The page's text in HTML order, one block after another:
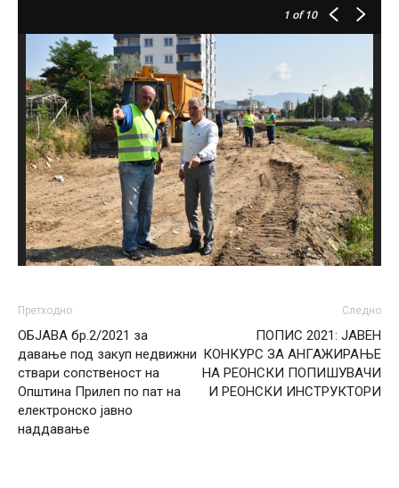
1 of 10
Претходно
ОБЈАВА бр.2/2021 за
давање под закуп недвижни
ствари сопственост на
Општина Прилеп по пат на
електронско јавно
наддавање
Следно
ПОПИС 2021: ЈАВЕН
КОНКУРС ЗА АНГАЖИРАЊЕ
НА РЕОНСКИ ПОПИШУВАЧИ
И РЕОНСКИ ИНСТРУКТОРИ